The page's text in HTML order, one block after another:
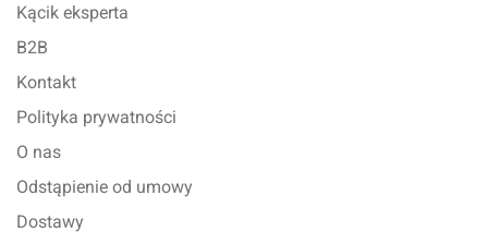
Kącik eksperta
B2B
Kontakt
Polityka prywatności
O nas
Odstąpienie od umowy
Dostawy